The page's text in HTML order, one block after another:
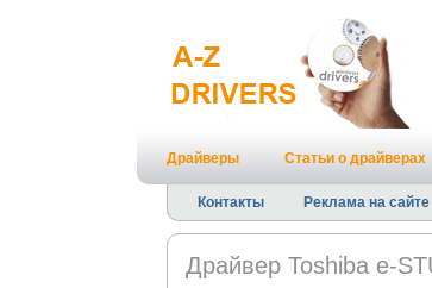
Драйверы Статьи о драйверах
Контакты Реклама на сайте
Драйвер Toshiba e-